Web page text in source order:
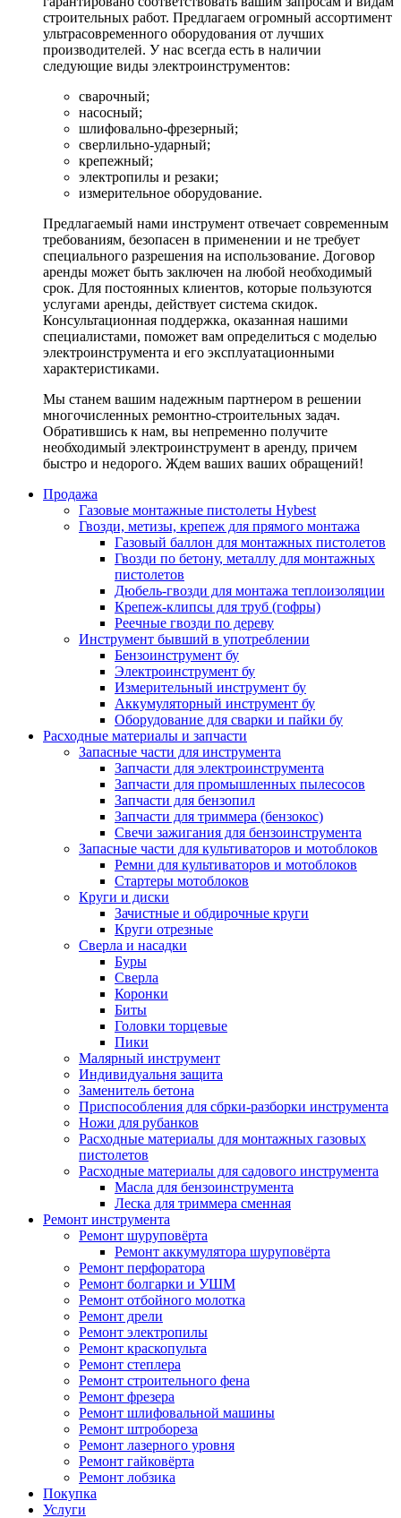
строительных работ. Предлагаем огромный ассортимент
ультрасовременного оборудования от лучших
производителей. У нас всегда есть в наличии
следующие виды электроинструментов:
сварочный;
насосный;
шлифовально-фрезерный;
сверлильно-ударный;
крепежный;
электропилы и резаки;
измерительное оборудование.
Предлагаемый нами инструмент отвечает современным
требованиям, безопасен в применении и не требует
специального разрешения на использование. Договор
аренды может быть заключен на любой необходимый
срок. Для постоянных клиентов, которые пользуются
услугами аренды, действует система скидок.
Консультационная поддержка, оказанная нашими
специалистами, поможет вам определиться с моделью
электроинструмента и его эксплуатационными
характеристиками.
Мы станем вашим надежным партнером в решении
многочисленных ремонтно-строительных задач.
Обратившись к нам, вы непременно получите
необходимый электроинструмент в аренду, причем
быстро и недорого. Ждем ваших ваших обращений!
Продажа
Газовые монтажные пистолеты Hybest
Гвозди, метизы, крепеж для прямого монтажа
Газовый баллон для монтажных пистолетов
Гвозди по бетону, металлу для монтажных
пистолетов
Дюбель-гвозди для монтажа теплоизоляции
Крепеж-клипсы для труб (гофры)
Реечные гвозди по дереву
Инструмент бывший в употреблении
Бензоинструмент бу
Электроинструмент бу
Измерительный инструмент бу
Аккумуляторный инструмент бу
Оборудование для сварки и пайки бу
Расходные материалы и запчасти
Запасные части для инструмента
Запчасти для электроинструмента
Запчасти для промышленных пылесосов
Запчасти для бензопил
Запчасти для триммера (бензокос)
Свечи зажигания для бензоинструмента
Запасные части для культиваторов и мотоблоков
Ремни для культиваторов и мотоблоков
Стартеры мотоблоков
Круги и диски
Зачистные и обдирочные круги
Круги отрезные
Сверла и насадки
Буры
Сверла
Коронки
Биты
Головки торцевые
Пики
Малярный инструмент
Индивидуальня защита
Заменитель бетона
Приспособления для сбрки-разборки инструмента
Ножи для рубанков
Расходные материалы для монтажных газовых
пистолетов
Расходные материалы для садового инструмента
Масла для бензоинструмента
Леска для триммера сменная
Ремонт инструмента
Ремонт шуруповёрта
Ремонт аккумулятора шуруповёрта
Ремонт перфоратора
Ремонт болгарки и УШМ
Ремонт отбойного молотка
Ремонт дрели
Ремонт электропилы
Ремонт краскопульта
Ремонт степлера
Ремонт строительного фена
Ремонт фрезера
Ремонт шлифовальной машины
Ремонт штробореза
Ремонт лазерного уровня
Ремонт гайковёрта
Ремонт лобзика
Покупка
Услуги